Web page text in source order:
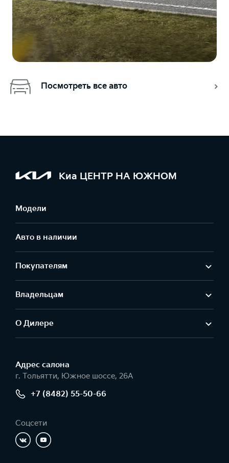
Посмотреть все авто
Киа ЦЕНТР НА ЮЖНОМ
Модели
Авто в наличии
Покупателям
Владельцам
О Дилере
Адрес салонa
г. Тольятти, Южное шоссе, 26А
+7 (8482) 55-50-66
Соцсети